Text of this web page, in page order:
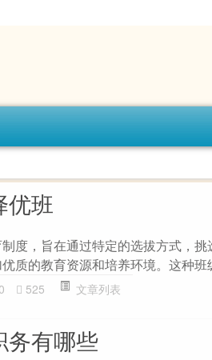
优班
度，旨在通过特定的选拔方式，
质的教育资源和培养环境。这种班
525 文章列表
务有哪些